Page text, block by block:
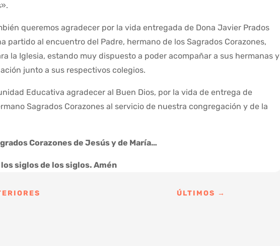
queremos agradecer por la vida entregada de Dona Javier Prados
partido al encuentro del Padre, hermano de los Sagrados Corazones,
la Iglesia, estando muy dispuesto a poder acompañar a sus hermanas y
junto a sus respectivos colegios.
Educativa agradecer al Buen Dios, por la vida de entrega de
Sagrados Corazones al servicio de nuestra congregación y de la
Corazones de Jesús y de María…
siglos de los siglos. Amén
ÚLTIMOS →